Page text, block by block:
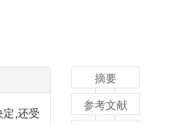
定,还受
摘要
参考文献